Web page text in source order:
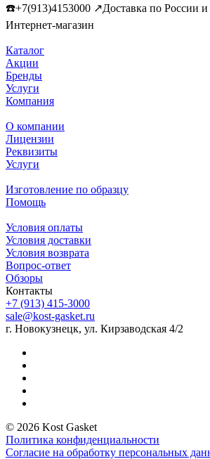
☎️+7(913)4153000 ↗️Доставка по России
Интернет-магазин
Каталог
Акции
Бренды
Услуги
Компания
О компании
Лицензии
Реквизиты
Услуги
Изготовление по образцу
Помощь
Условия оплаты
Условия доставки
Условия возврата
Вопрос-ответ
Обзоры
Контакты
+7 (913) 415-3000
sale@kost-gasket.ru
г. Новокузнецк, ул. Кирзаводская 4/2
© 2026 Kost Gasket
Политика конфиденциальности
Согласие на обработку персональных